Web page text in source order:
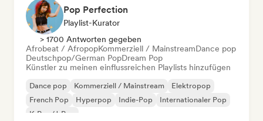
Pop Perfection
Playlist-Kurator
> 1700 Antworten gegeben
Afrobeat / AfropopKommerziell / MainstreamDance pop
Deutschpop/German PopDream Pop
Künstler zu meinen einflussreichen Playlists hinzufügen
Dance pop Kommerziell / Mainstream
Elektropop
French Pop
Hyperpop Indie-Pop
Internationaler Pop
K-Pop/J-Pop